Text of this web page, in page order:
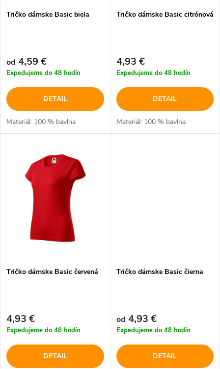
p
o
d
u
p
o
d
u
k
Tričko dámske Basic biela
od 4,59 €
Expedujeme do 48 hodín
DETAIL
Materiál: 100 % bavlna
Tričko dámske Basic citrónová
4,93 €
Expedujeme do 48 hodín
DETAIL
Materiál: 100 % bavlna
Tričko dámske Basic červená
4,93 €
Expedujeme do 48 hodín
DETAIL
Tričko dámske Basic čierna
od 4,93 €
Expedujeme do 48 hodín
DETAIL